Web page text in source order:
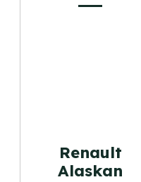
Renault
Alaskan